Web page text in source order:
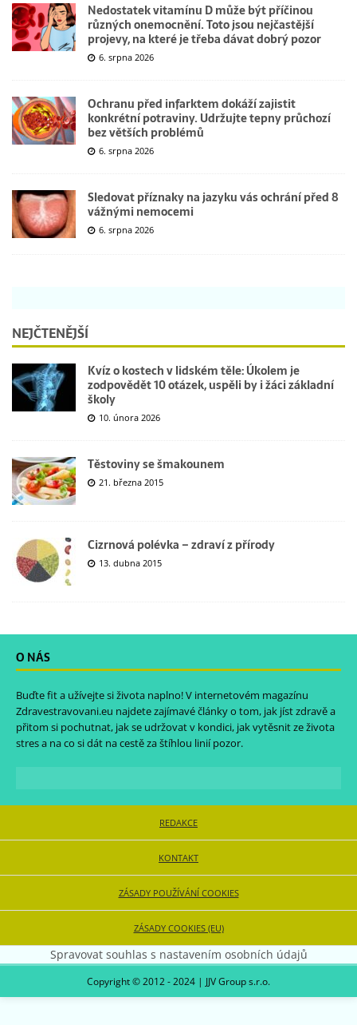
Nedostatek vitamínu D může být příčinou
různých onemocnění. Toto jsou nejčastější
projevy, na které je třeba dávat dobrý pozor
6. srpna 2026
Ochranu před infarktem dokáží zajistit
konkrétní potraviny. Udržujte tepny průchozí
bez větších problémů
6. srpna 2026
Sledovat příznaky na jazyku vás ochrání před 8
vážnými nemocemi
6. srpna 2026
NEJČTENĚJŠÍ
Kvíz o kostech v lidském těle: Úkolem je
zodpovědět 10 otázek, uspěli by i žáci základní
školy
10. února 2026
Těstoviny se šmakounem
21. března 2015
Cizrnová polévka – zdraví z přírody
13. dubna 2015
O NÁS
Buďte fit a užívejte si života naplno! V internetovém magazínu
Zdravestravovani.eu najdete zajímavé články o tom, jak jíst zdravě a
přitom si pochutnat, jak se udržovat v kondici, jak vytěsnit ze života
stres a na co si dát na cestě za štíhlou linií pozor.
REDAKCE
KONTAKT
ZÁSADY POUŽÍVÁNÍ COOKIES
ZÁSADY COOKIES (EU)
Spravovat souhlas s nastavením osobních údajů
Copyright © 2012 - 2024 | JJV Group s.r.o.